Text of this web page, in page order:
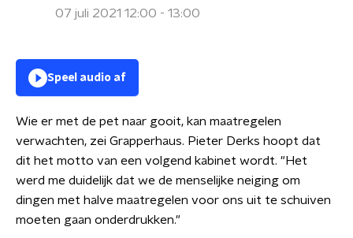
07 juli 2021 12:00 - 13:00
Speel audio af
Wie er met de pet naar gooit, kan maatregelen
verwachten, zei Grapperhaus. Pieter Derks hoopt dat
dit het motto van een volgend kabinet wordt. "Het
werd me duidelijk dat we de menselijke neiging om
dingen met halve maatregelen voor ons uit te schuiven
moeten gaan onderdrukken."